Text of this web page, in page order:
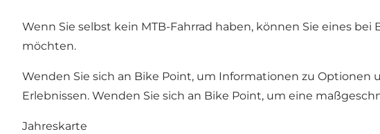
Wenn Sie selbst kein MTB-Fahrrad haben, können Sie eines
möchten.
Wenden Sie sich an Bike Point, um Informationen zu
Erlebnissen. Wenden Sie sich an Bike Point, um eine
Jahreskarte